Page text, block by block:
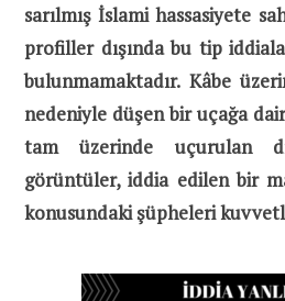
sarılmış İslami hassasiyete
profiller dışında bu tip
bulunmamaktadır. Kâbe
nedeniyle düşen bir uçağa
tam üzerinde uçurulan
görüntüler, iddia edilen bir
konusundaki şüpheleri